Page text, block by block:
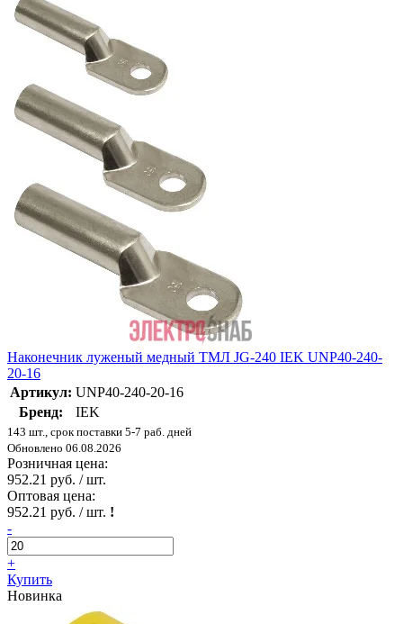
Наконечник луженый медный ТМЛ JG-240 IEK UNP40-240-
20-16
Артикул: UNP40-240-20-16
Бренд:
IEK
143 шт., срок поставки 5-7 раб. дней
Обновлено 06.08.2026
Розничная цена:
952.21 руб. / шт.
Оптовая цена:
952.21 руб. / шт. !
-
+
Купить
Новинка